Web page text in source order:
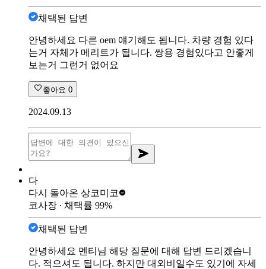
채택된 답변
안녕하세요 다른 oem 얘기해도 됩니다. 차량 경험 있다
는거 자체가 메리트가 됩니다. 쌍용 경험있다고 안좋게
보는거 그런거 없어요
좋아요 0
2024.09.13
다
다시 돌아온 상코미코
코사장 ∙ 채택률 99%
채택된 답변
안녕하세요 멘티님 해당 질문에 대해 답변 드리겠습니
다. 적으셔도 됩니다. 하지만 대외비일수도 있기에 자세